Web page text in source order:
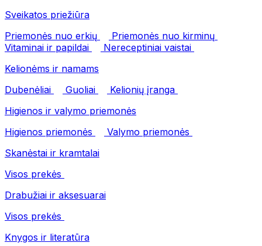
Sveikatos priežiūra
Priemonės nuo erkių
Priemonės nuo kirminų
Vitaminai ir papildai
Nereceptiniai vaistai
Kelionėms ir namams
Dubenėliai
Guoliai
Kelionių įranga
Higienos ir valymo priemonės
Higienos priemonės
Valymo priemonės
Skanėstai ir kramtalai
Visos prekės
Drabužiai ir aksesuarai
Visos prekės
Knygos ir literatūra